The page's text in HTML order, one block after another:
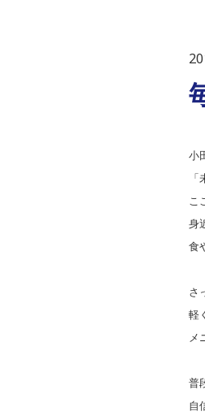
小
こ
身
食
さ
軽
メ
普
自